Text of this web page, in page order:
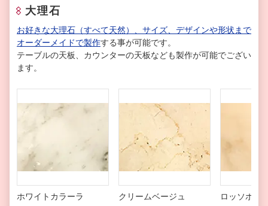
大理石
お好きな大理石（すべて天然）、サイズ、デザインや形状まで
オーダーメイドで製作する事が可能です。
テーブルの天板、カウンターの天板なども製作が可能でござい
ます。
ホワイトカラーラ クリームベージュ ロッソポル